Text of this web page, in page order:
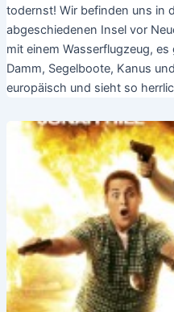
todernst! Wir befinden uns in
abgeschiedenen Insel vor
mit einem Wasserflugzeug,
Damm, Segelboote, Kanus
europäisch und sieht so